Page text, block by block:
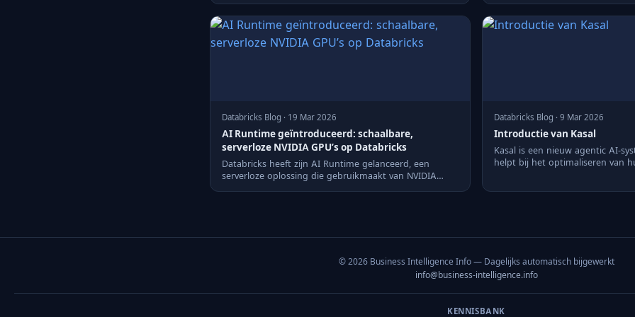
Databricks Blog · 19 Mar 2026
AI Runtime geïntroduceerd: schaalbare,
serverloze NVIDIA GPU’s op Databricks
Databricks heeft zijn AI Runtime gelanceerd, een
serverloze oplossing die gebruikmaakt van NVIDIA
Databricks Blog · 9 Mar 2026
Introductie van Kasal
Kasal is een nieuw agentic AI-
helpt bij het optimaliseren van
© 2026 Business Intelligence Info — Dagelijks automatisch bijgewerkt
info@business-intelligence.info
KENNISBANK